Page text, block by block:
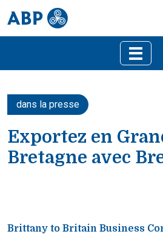
dans la presse
Exportez en
Bretagne avec
Brittany to Britain Business